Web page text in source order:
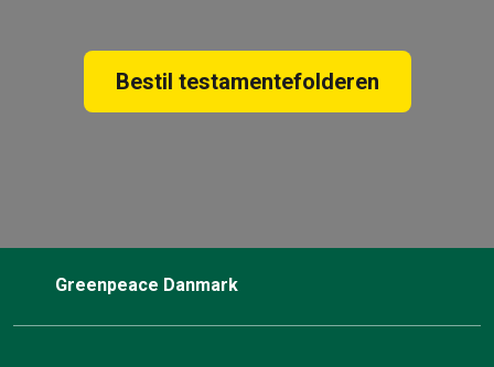
Bestil testamentefolderen
Greenpeace Danmark